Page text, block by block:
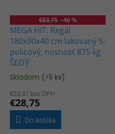
€53,75 –46 %
MEGA HIT: Regál
180x90x40 cm lakovaný 5-
policový, nosnosť 875 kg -
ŠEDÝ
Priemerné
produktu
je
5,0
Skladom (>5 ks)
€23,37 bez DPH
€28,75
Do košíka